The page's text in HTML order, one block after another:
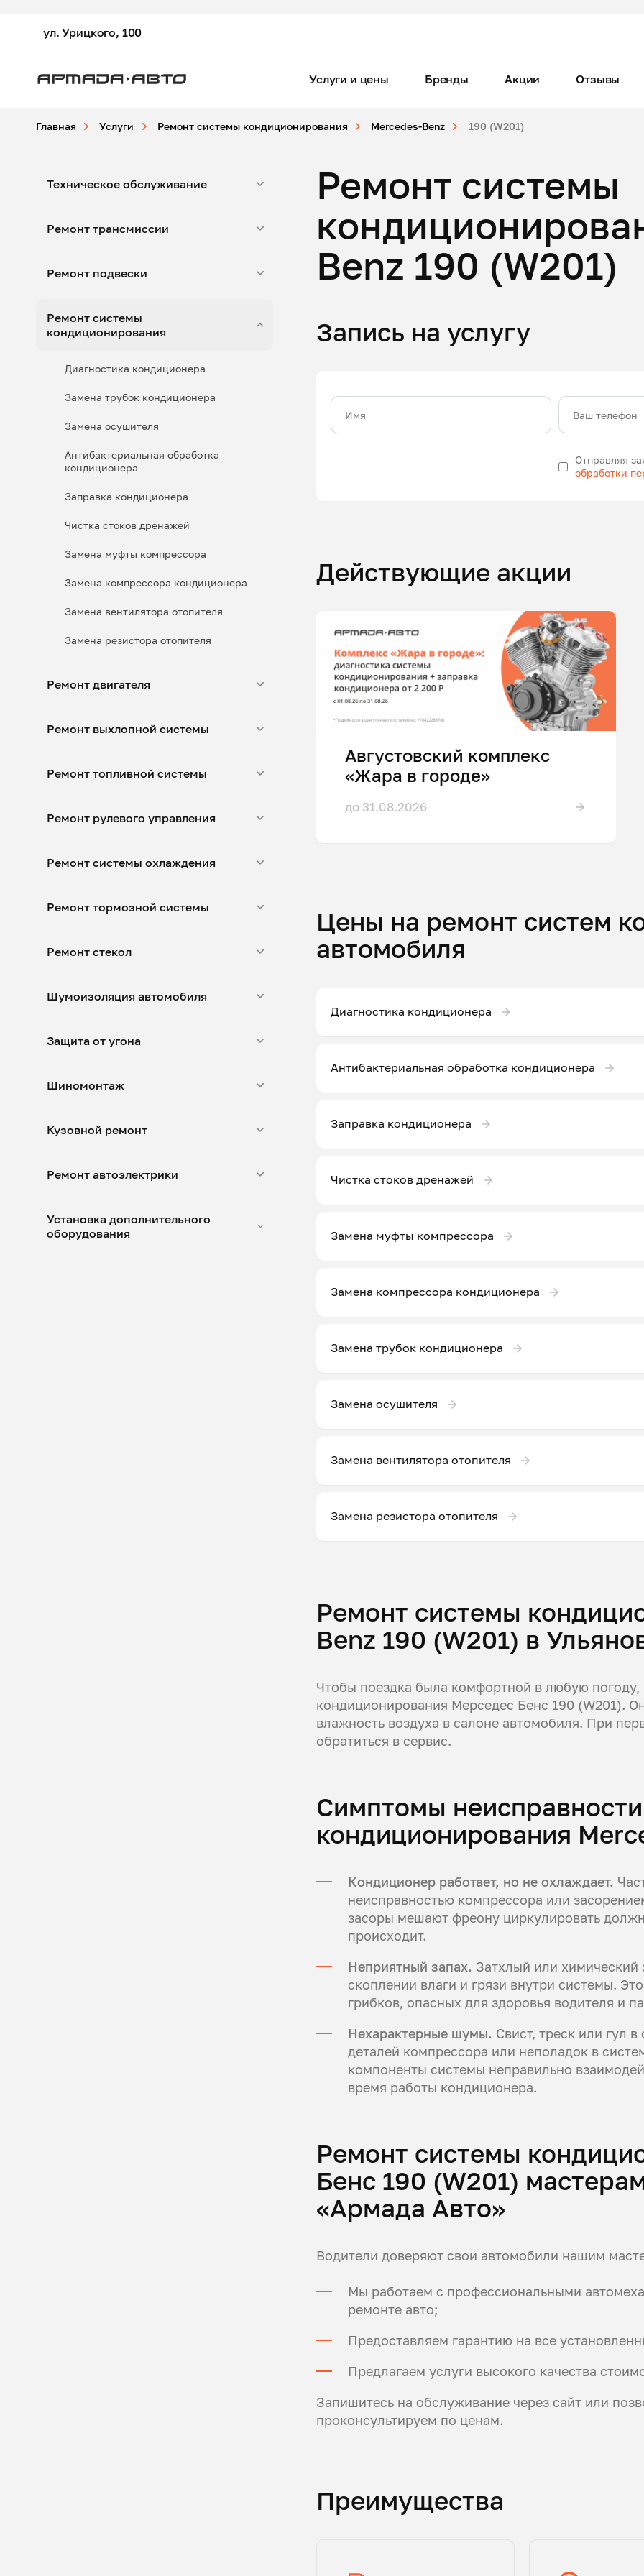
ул. Урицкого, 100
Услуги и цены Бренды Акции Отзывы
Главная Услуги Ремонт системы кондиционирования Mercedes-Benz 190 (W201)
Техническое обслуживание
Ремонт трансмиссии
Ремонт подвески
Ремонт системы
кондиционирования
Диагностика кондиционера
Замена трубок кондиционера
Замена осушителя
Антибактериальная обработка
кондиционера
Заправка кондиционера
Чистка стоков дренажей
Замена муфты компрессора
Замена компрессора кондиционера
Замена вентилятора отопителя
Замена резистора отопителя
Ремонт двигателя
Ремонт выхлопной системы
Ремонт топливной системы
Ремонт рулевого управления
Ремонт системы охлаждения
Ремонт тормозной системы
Ремонт стекол
Шумоизоляция автомобиля
Защита от угона
Шиномонтаж
Кузовной ремонт
Ремонт автоэлектрики
Установка дополнительного
оборудования
Ремонт системы
Benz 190 (W201)
Запись на услугу
Имя Ваш телефон
Отправляя
обработки
Действующие акции
Августовский комплекс
«Жара в городе»
до 31.08.2026
Цены на ремонт систем
автомобиля
Диагностика кондиционера
Антибактериальная обработка кондиционера
Заправка кондиционера
Чистка стоков дренажей
Замена муфты компрессора
Замена компрессора кондиционера
Замена трубок кондиционера
Замена осушителя
Замена вентилятора отопителя
Замена резистора отопителя
Ремонт системы
Benz 190 (W201) в
Чтобы поездка была комфортной в любую
кондиционирования Мерседес Бенс 190 (W201).
влажность воздуха в салоне автомобиля. При
обратиться в сервис.
Симптомы
кондиционирования
Кондиционер работает, но не охлаждает.
неисправностью компрессора или
засоры мешают фреону циркулировать
происходит.
Неприятный запах. Затхлый или химический
скоплении влаги и грязи внутри системы.
грибков, опасных для здоровья водителя и
Нехарактерные шумы. Свист, треск или гул
деталей компрессора или неполадок в
компоненты системы неправильно
время работы кондиционера.
Ремонт системы
Бенс 190 (W201)
«Армада Авто»
Водители доверяют свои автомобили нашим
Мы работаем с профессиональными
ремонте авто;
Предоставляем гарантию на все
Предлагаем услуги высокого качества
Запишитесь на обслуживание через сайт или
проконсультируем по ценам.
Преимущества